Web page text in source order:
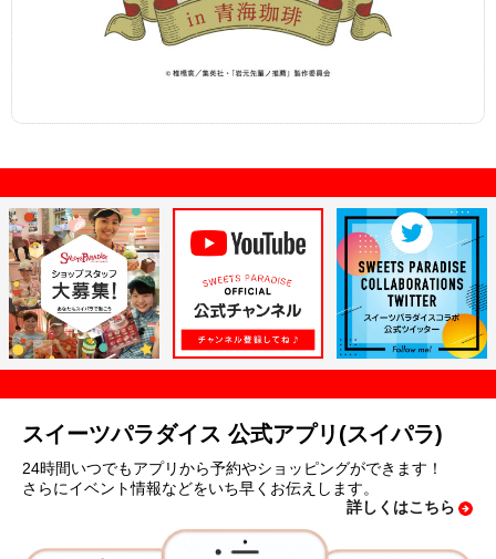
スイーツパラダイス 公式アプリ(スイパラ)
24時間いつでもアプリから予約やショッピングができます！
さらにイベント情報などをいち早くお伝えします。
詳しくはこちら